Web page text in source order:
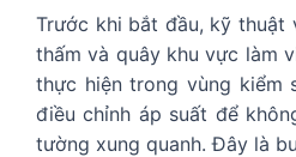
Trước khi bắt đầu, kỹ thuật
thấm và quây khu vực làm
thực hiện trong vùng kiểm
điều chỉnh áp suất để
tường xung quanh. Đây là